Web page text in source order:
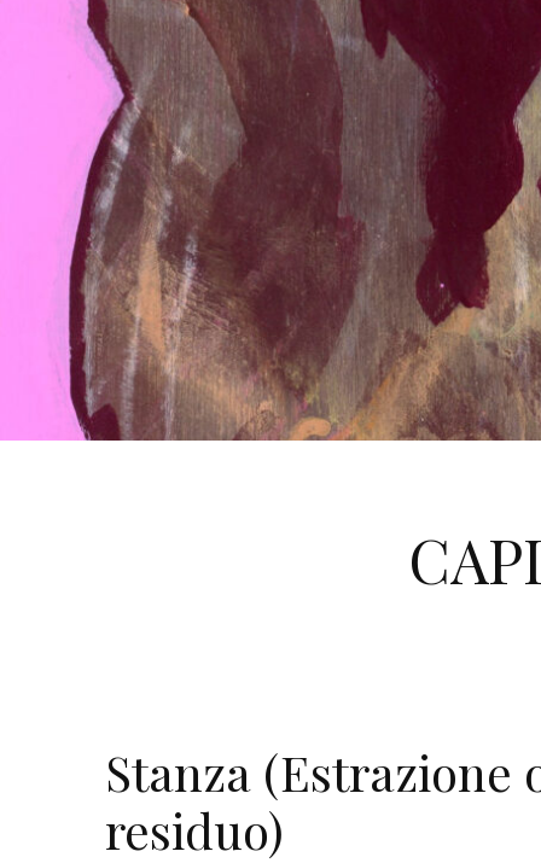
Stanza
residuo)